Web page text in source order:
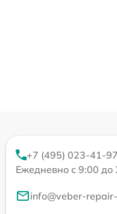
+7 (495) 023-41-97
Ежедневно с 9:00 до
info@veber-